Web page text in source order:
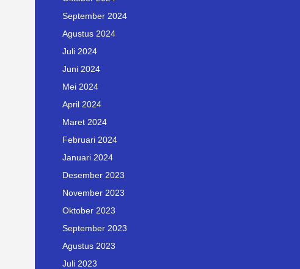
September 2024
Agustus 2024
Juli 2024
Juni 2024
Mei 2024
April 2024
Maret 2024
Februari 2024
Januari 2024
Desember 2023
November 2023
Oktober 2023
September 2023
Agustus 2023
Juli 2023